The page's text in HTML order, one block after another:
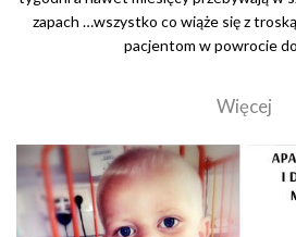
zapach …wszystko co wiąże się z
pacjentom w powrocie
Więcej